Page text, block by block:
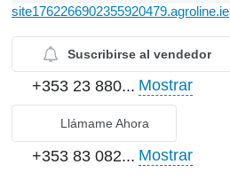
site1762266902355920479.agroline.ie
Suscribirse al vendedor
+353 23 880... Mostrar
Llámame Ahora
+353 83 082... Mostrar